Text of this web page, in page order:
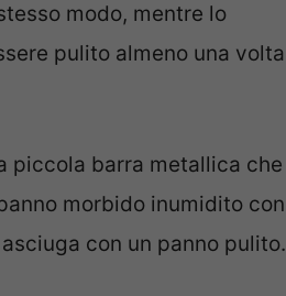
modo, mentre lo
pulito almeno una volta
piccola barra metallica che
morbido inumidito con
con un panno pulito.